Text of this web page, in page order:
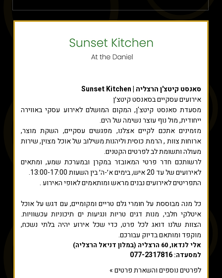
סאנסט קיטצ'ן הרצליה | Sunset Kitchen
אירועים עסקיים בסאנסט קיטצ׳ן
מסעדת סאנסט קיטצ'ן, המקום המושלם לאירוע עסקי באווירה
ייחודית, מול נוף עוצר נשימה של הים.
מזמינים אתכם לקיים אצלנו, מפגשים עסקיים, השקת מוצר,
ארוחות צוות , הרמת כוסית וליהנות משילוב של אוכל מצוין, שירות
מעולה ותשומת לב לפרטים הקטנים.
לרשותכם חדר פרטי המאובזר במקרן ובמערכת שמע, ומתאים
לאירועים של עד 20 איש, בימים א׳-ה׳ בין השעות 13:00-17:00.
התפריטים לאירועים נבנים מראש ומותאמים לאופי האירוע .
כל מנה מבוססת על חומרי גלם טריים ומקומיים, עם דגש על אוכל
איטלקי חלבי, מנות דגים טריות ונגיעות ים תיכוניות עכשוויות.
הצוות שלנו דואג לכל פרט, כדי שכל אירוע יהיה בלתי נשכח,
מוקפד ומותאם בדיוק עבורכם.
אלי לנדאו, 60 הרצליה (במלון דניאל הרצליה)
למסעדה: 077-2317816
לפרטים נוספים והשארת פרטים »